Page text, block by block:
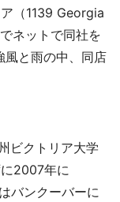
（1139 Georgia
ネットで同社を
風と雨の中、同店
ビクトリア大学
2007年に
バンクーバーに